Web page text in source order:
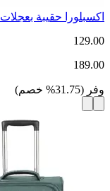
اكسبلورا حقيبة بعجلات XPL-LT-17121
129.00
189.00
وفر (
31.75
% خصم)